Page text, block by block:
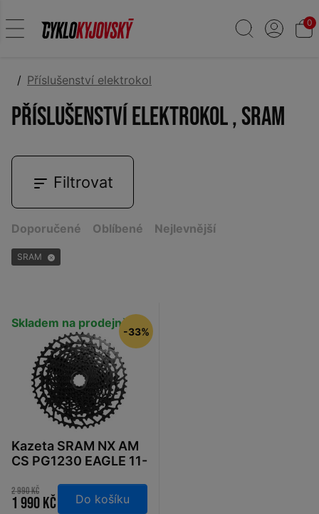
0
Příslušenství elektrokol
Příslušenství elektrokol , SRAM
Filtrovat
Doporučené Oblíbené Nejlevnější
SRAM
Skladem na prodejně
Kazeta SRAM NX AM
CS PG1230 EAGLE 11-
-33%
2 990 Kč
1 990 Kč Do košíku